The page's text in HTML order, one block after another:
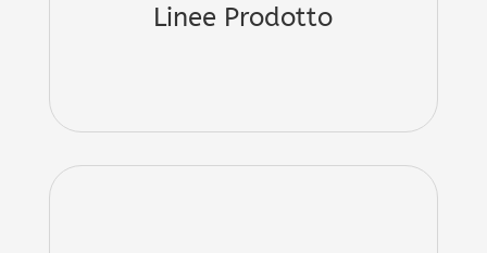
Linee Prodotto